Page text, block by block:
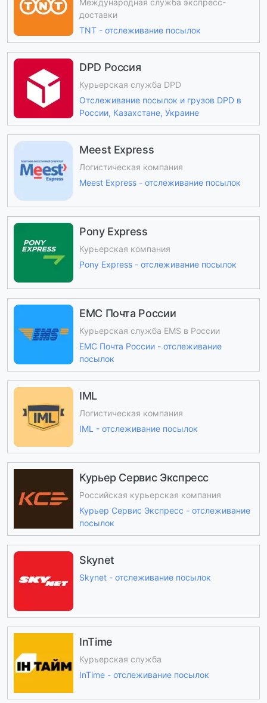
доставки
TNT - отслеживание посылок
DPD Россия
Курьерская служба DPD
Отслеживание посылок и грузов DPD в
России, Казахстане, Украине
Meest Express
Логистическая компания
Meest Express - отслеживание посылок
Pony Express
Курьерская компания
Pony Express - отслеживание посылок
ЕМС Почта России
Курьерская служба EMS в России
ЕМС Почта России - отслеживание
посылок
IML
Логистическая компания
IML - отслеживание посылок
Курьер Сервис Экспресс
Российская курьерская компания
Курьер Сервис Экспресс - отслеживание
посылок
Skynet
Skynet - отслеживание посылок
InTime
Курьерская служба
InTime - отслеживание посылок